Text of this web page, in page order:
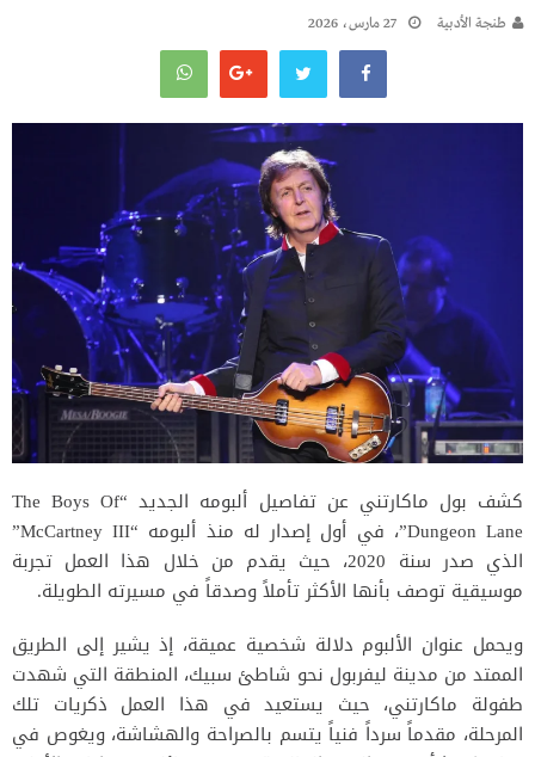
طنجة الأدبية 27 مارس، 2026
كشف بول ماكارتني
عن تفاصيل ألبومه الجديد “The Boys Of
Dungeon Lane”، في أول إصدار له منذ ألبومه “McCartney III”
الذي صدر سنة 2020، حيث يقدم من خلال هذا العمل تجربة
موسيقية توصف بأنها الأكثر تأملاً وصدقاً في مسيرته الطويلة.
ويحمل عنوان الألبوم دلالة شخصية عميقة، إذ يشير إلى الطريق
الممتد من مدينة ليفربول نحو شاطئ سبيك، المنطقة التي شهدت
طفولة ماكارتني، حيث يستعيد في هذا العمل ذكريات تلك
المرحلة، مقدماً سرداً فنياً يتسم بالصراحة والهشاشة، ويغوص في